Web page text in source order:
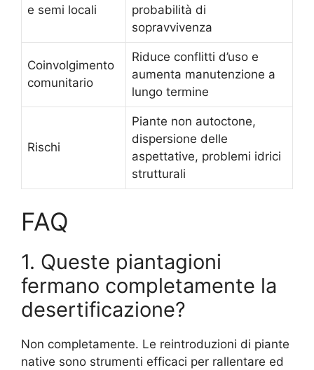
e semi locali
probabilità di
sopravvivenza
Coinvolgimento
comunitario
Riduce conflitti d’uso e
aumenta manutenzione a
lungo termine
Rischi
Piante non autoctone,
dispersione delle
aspettative, problemi idrici
strutturali
FAQ
1. Queste piantagioni
fermano completamente la
desertificazione?
Non completamente. Le reintroduzioni di piante
native sono strumenti efficaci per rallentare ed